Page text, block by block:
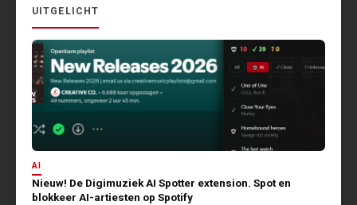
UITGELICHT
AI
Nieuw! De Digimuziek AI Spotter extension. Spot en
blokkeer AI-artiesten op Spotify